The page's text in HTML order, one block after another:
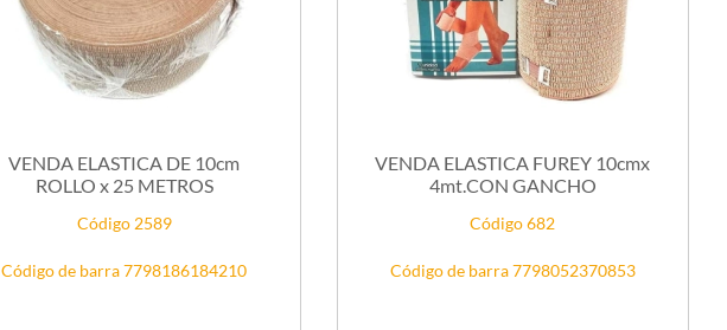
VENDA ELASTICA DE 10cm
ROLLO x 25 METROS
Código 2589
Código de barra 7798186184210
VENDA ELASTICA FUREY 10cmx
4mt.CON GANCHO
Código 682
Código de barra 7798052370853